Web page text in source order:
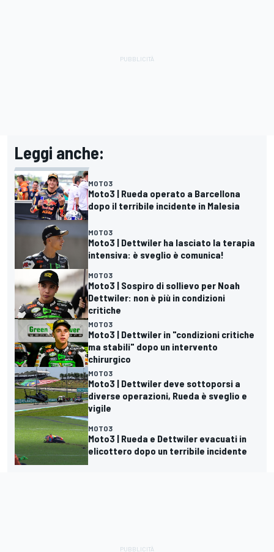
Leggi anche:
MOTO3
Moto3 | Rueda operato a Barcellona
dopo il terribile incidente in Malesia
MOTO3
Moto3 | Dettwiler ha lasciato la terapia
intensiva: è sveglio è comunica!
MOTO3
Moto3 | Sospiro di sollievo per Noah
Dettwiler: non è più in condizioni
critiche
MOTO3
Moto3 | Dettwiler in "condizioni critiche
ma stabili" dopo un intervento
chirurgico
MOTO3
Moto3 | Dettwiler deve sottoporsi a
diverse operazioni, Rueda è sveglio e
vigile
MOTO3
Moto3 | Rueda e Dettwiler evacuati in
elicottero dopo un terribile incidente